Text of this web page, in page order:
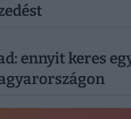
ennyit keres